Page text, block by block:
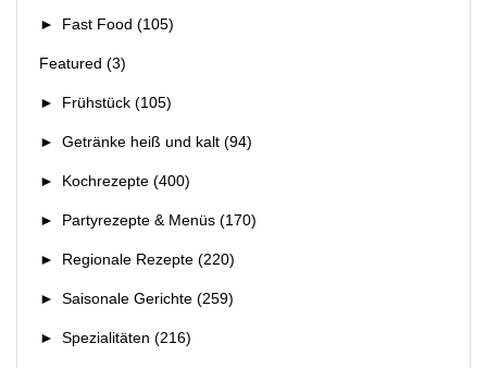
► Fast Food (105)
Featured (3)
► Frühstück (105)
► Getränke heiß und kalt (94)
► Kochrezepte (400)
► Partyrezepte & Menüs (170)
► Regionale Rezepte (220)
► Saisonale Gerichte (259)
► Spezialitäten (216)